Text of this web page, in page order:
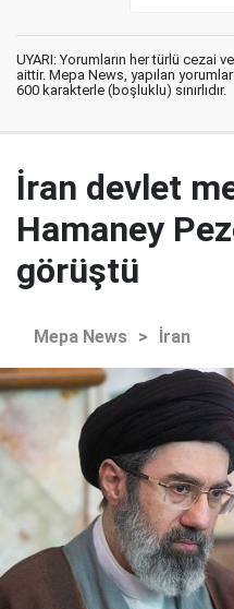
UYARI: Yorumların her türlü cezai
aittir. Mepa News, yapılan
600 karakterle (boşluklu) sınırlıdır.
İran devlet
Hamaney
görüştü
Mepa News > İran